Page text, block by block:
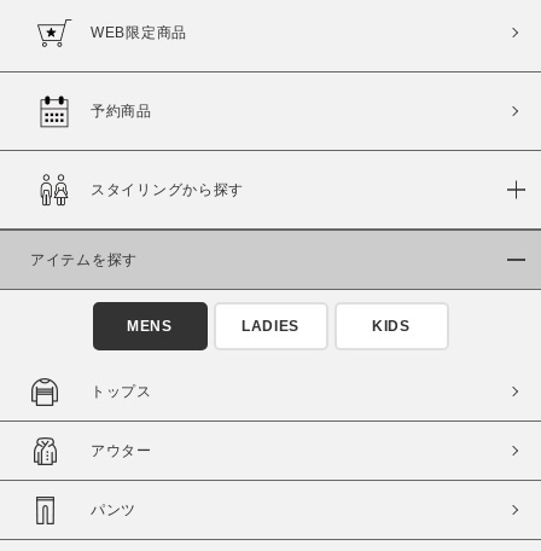
WEB限定商品
予約商品
スタイリングから探す
アイテムを探す
MENS LADIES KIDS
トップス
アウター
パンツ